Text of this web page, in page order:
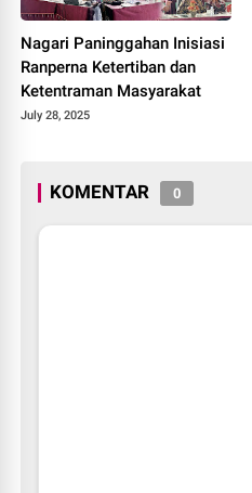
Nagari Paninggahan Inisiasi
Ranperna Ketertiban dan
Ketentraman Masyarakat
July 28, 2025
KOMENTAR 0